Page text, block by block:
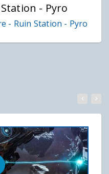
- Pyro
- Ruin Station - Pyro
IN DEN WARENKORB